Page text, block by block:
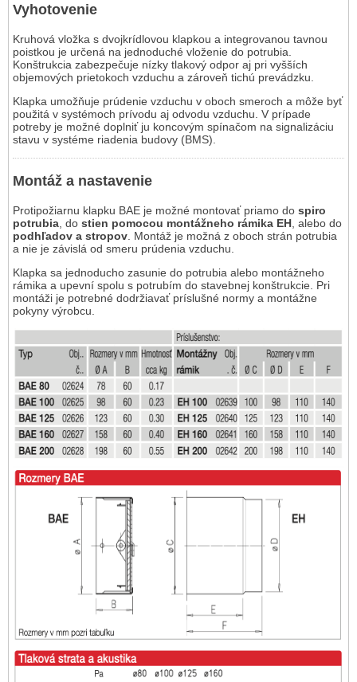
Vyhotovenie
Kruhová vložka s dvojkrídlovou klapkou a integrovanou tavnou
poistkou je určená na jednoduché vloženie do potrubia.
Konštrukcia zabezpečuje nízky tlakový odpor aj pri vyšších
objemových prietokoch vzduchu a zároveň tichú prevádzku.
Klapka umožňuje prúdenie vzduchu v oboch smeroch a môže byť
použitá v systémoch prívodu aj odvodu vzduchu. V prípade
potreby je možné doplniť ju koncovým spínačom na signalizáciu
stavu v systéme riadenia budovy (BMS).
Montáž a nastavenie
Protipožiarnu klapku BAE je možné montovať priamo do spiro
potrubia , do stien pomocou montážneho rámika EH , alebo do
podhľadov a stropov . Montáž je možná z oboch strán potrubia
a nie je závislá od smeru prúdenia vzduchu.
Klapka sa jednoducho zasunie do potrubia alebo montážneho
rámika a upevní spolu s potrubím do stavebnej konštrukcie. Pri
montáži je potrebné dodržiavať príslušné normy a montážne
pokyny výrobcu.